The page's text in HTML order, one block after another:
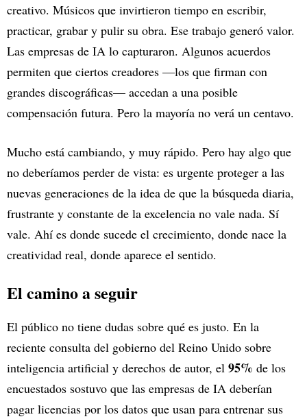
creativo. Músicos que invirtieron tiempo en escribir,
practicar, grabar y pulir su obra. Ese trabajo generó valor.
Las empresas de IA lo capturaron. Algunos acuerdos
permiten que ciertos creadores —los que firman con
grandes discográficas— accedan a una posible
compensación futura. Pero la mayoría no verá un centavo.
Mucho está cambiando, y muy rápido. Pero hay algo que
no deberíamos perder de vista: es urgente proteger a las
nuevas generaciones de la idea de que la búsqueda diaria,
frustrante y constante de la excelencia no vale nada. Sí
vale. Ahí es donde sucede el crecimiento, donde nace la
creatividad real, donde aparece el sentido.
El camino a seguir
El público no tiene dudas sobre qué es justo. En la
reciente consulta del gobierno del Reino Unido sobre
inteligencia artificial y derechos de autor, el 95% de los
encuestados sostuvo que las empresas de IA deberían
pagar licencias por los datos que usan para entrenar sus